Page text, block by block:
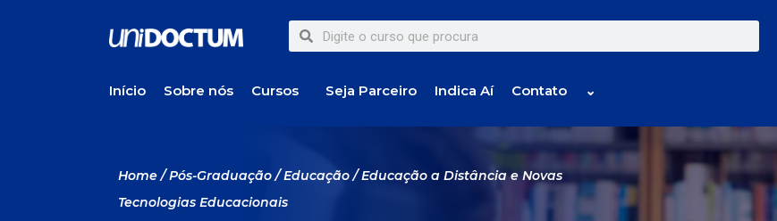
Início Sobre nós Cursos Seja Parceiro Indica Aí Contato ⌄
Home/Pós-Graduação/Educação/ Educação a Distância e Novas
Tecnologias Educacionais